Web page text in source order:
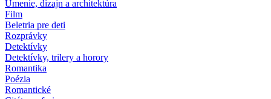
Umenie, dizajn a architektúra
Film
Beletria pre deti
Rozprávky
Detektívky
Detektívky, trilery a horory
Romantika
Poézia
Romantické